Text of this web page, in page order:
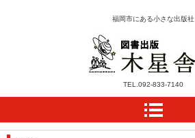
木星舎ホームページ
福岡市にある小さな出版社
TEL. 092-833-7140